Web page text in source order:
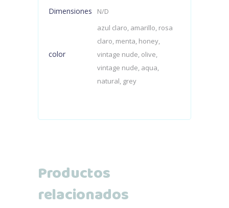
Dimensiones N/D
color
azul claro, amarillo, rosa
claro, menta, honey,
vintage nude, olive,
vintage nude, aqua,
natural, grey
Productos
relacionados